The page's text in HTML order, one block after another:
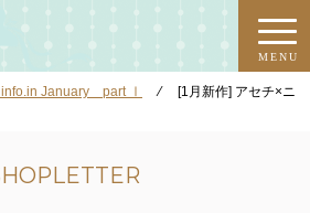
MENU
info.in January part Ⅰ ⁄
[1月新作] アセチ×ニ